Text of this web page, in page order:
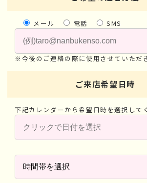
メール 電話 SMS
※今後のご連絡の際に使用させていただ
ご来店希望日時
下記カレンダーから希望日時を選択して